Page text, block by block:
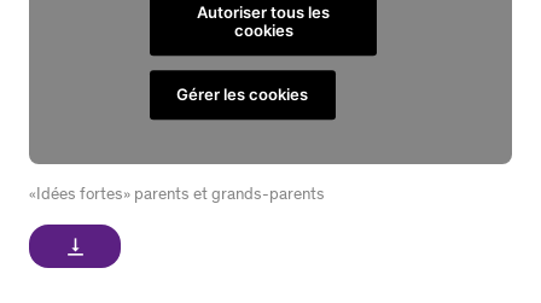
Autoriser tous les
cookies
Gérer les cookies
«Idées fortes» parents et grands-parents
vertical_align_bottom